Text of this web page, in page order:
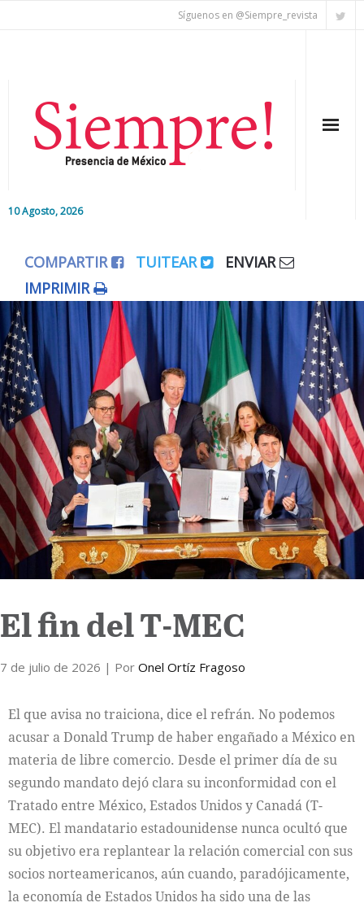
Síguenos en @Siempre_revista
10 Agosto, 2026
Editorial
Nacional
Colaboradores
Internacional
Cultura
COMPARTIR TUITEAR
ENVIAR
IMPRIMIR
El fin del T-MEC
7 de julio de 2026 | Por Onel Ortíz Fragoso
El que avisa no traiciona, dice el refrán. No podemos
acusar a Donald Trump de haber engañado a México en
materia de libre comercio. Desde el primer día de su
segundo mandato dejó clara su inconformidad con el
Tratado entre México, Estados Unidos y Canadá (T-
MEC). El mandatario estadounidense nunca ocultó que
su objetivo era replantear la relación comercial con sus
socios norteamericanos, aún cuando, paradójicamente,
la economía de Estados Unidos ha sido una de las